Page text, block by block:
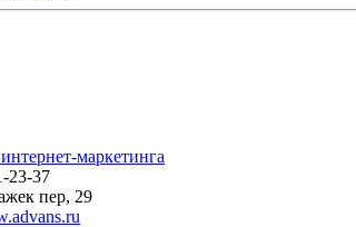
маркетинга
23-37
пер, 29